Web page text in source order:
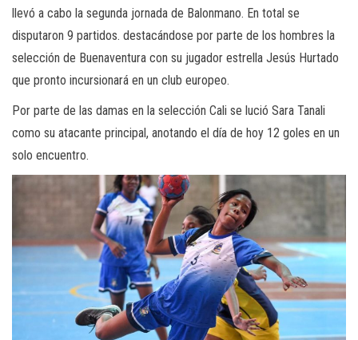
llevó a cabo la segunda jornada de Balonmano. En total se
disputaron 9 partidos. destacándose por parte de los hombres la
selección de Buenaventura con su jugador estrella Jesús Hurtado
que pronto incursionará en un club europeo.
Por parte de las damas en la selección Cali se lució Sara Tanali
como su atacante principal, anotando el día de hoy 12 goles en un
solo encuentro.